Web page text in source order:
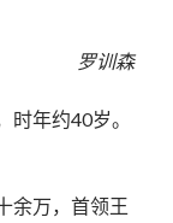
罗训森
年约40岁。
余万，首领王